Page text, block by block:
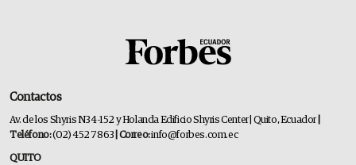
Contactos
Av. de los Shyris N34-152 y Holanda Edificio Shyris Center | Quito, Ecuador
Teléfono:(02) 452 7863 | Correo:info@forbes.com.ec
QUITO